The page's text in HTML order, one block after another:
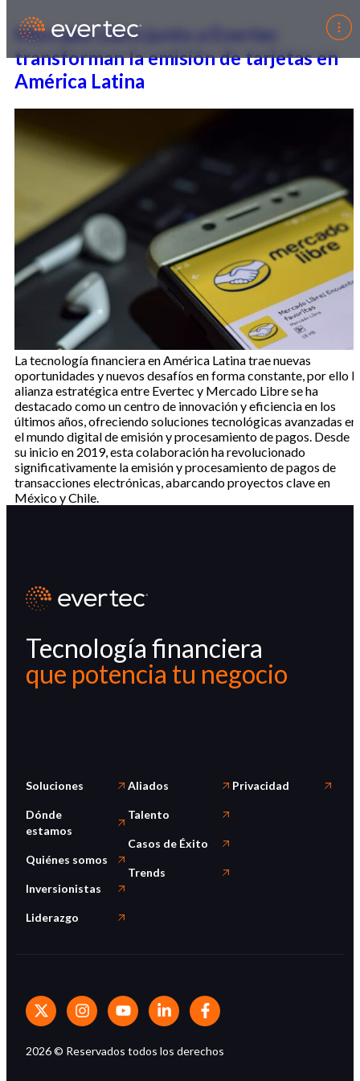
Mercado Libre junto a Evertec
transforman la emisión de tarjetas en
América Latina
La tecnología financiera en América Latina trae nuevas
oportunidades y nuevos desafíos en forma constante, por ello la
alianza estratégica entre Evertec y Mercado Libre se ha
destacado como un centro de innovación y eficiencia en los
últimos años, ofreciendo soluciones tecnológicas avanzadas en
el mundo digital de emisión y procesamiento de pagos. Desde
su inicio en 2019, esta colaboración ha revolucionado
significativamente la emisión y procesamiento de pagos de
transacciones electrónicas, abarcando proyectos clave en
México y Chile.
Tecnología financiera
que potencia tu negocio
Soluciones
Dónde
estamos
Quiénes somos
Inversionistas
Liderazgo
Aliados
Talento
Casos de Éxito
Trends
Privacidad
2026© Reservados todos los derechos